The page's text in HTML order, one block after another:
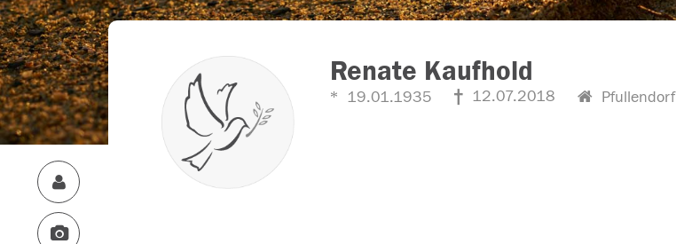
Renate Kaufhold
19.01.1935 12.07.2018 Pfullendorf